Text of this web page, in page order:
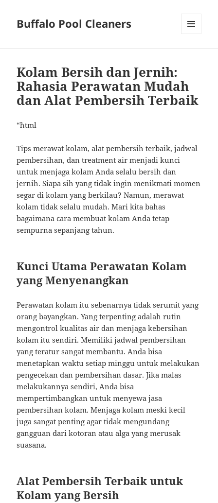
Buffalo Pool Cleaners
Kolam Bersih dan Jernih:
Rahasia Perawatan Mudah
dan Alat Pembersih Terbaik
“`html
Tips merawat kolam, alat pembersih terbaik, jadwal
pembersihan, dan treatment air menjadi kunci
untuk menjaga kolam Anda selalu bersih dan
jernih. Siapa sih yang tidak ingin menikmati momen
segar di kolam yang berkilau? Namun, merawat
kolam tidak selalu mudah. Mari kita bahas
bagaimana cara membuat kolam Anda tetap
sempurna sepanjang tahun.
Kunci Utama Perawatan Kolam
yang Menyenangkan
Perawatan kolam itu sebenarnya tidak serumit yang
orang bayangkan. Yang terpenting adalah rutin
mengontrol kualitas air dan menjaga kebersihan
kolam itu sendiri. Memiliki jadwal pembersihan
yang teratur sangat membantu. Anda bisa
menetapkan waktu setiap minggu untuk melakukan
pengecekan dan pembersihan dasar. Jika malas
melakukannya sendiri, Anda bisa
mempertimbangkan untuk menyewa jasa
pembersihan kolam. Menjaga kolam meski kecil
juga sangat penting agar tidak mengundang
gangguan dari kotoran atau alga yang merusak
suasana.
Alat Pembersih Terbaik untuk
Kolam yang Bersih